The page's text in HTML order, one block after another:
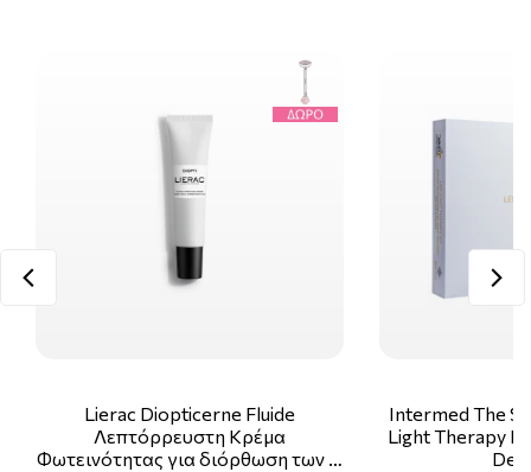
Lierac Diopticerne Fluide
Λεπτόρρευστη Κρέμα
Φωτεινότητας για διόρθωση των …
Intermed The
Light Therapy